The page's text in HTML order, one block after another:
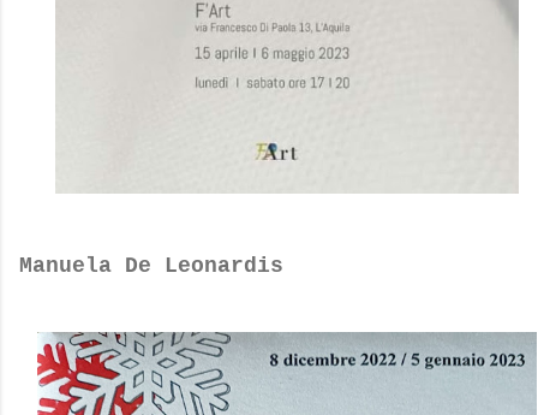
Manuela De Leonardis